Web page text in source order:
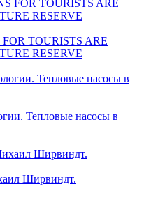
TOURISTS ARE
RESERVE
Тепловые насосы в
Ширвиндт.